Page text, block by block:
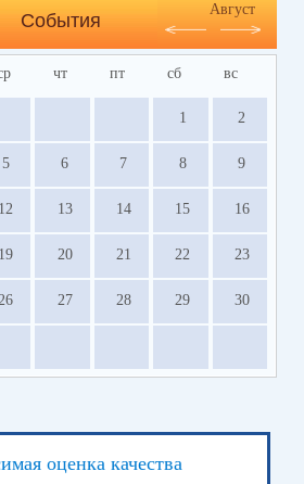
События
Август
чт пт сб вс
1 2
5 6 7 8 9
12 13 14 15 16
19 20 21 22 23
27 28 29 30
оценка качества